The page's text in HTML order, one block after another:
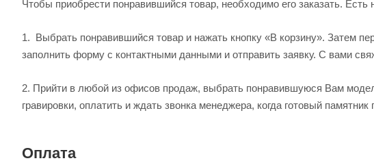
Чтобы приобрести понравившийся товар, необходимо его заказать. Есть
1. Выбрать понравившийся товар и нажать кнопку «В корзину». Затем
заполнить форму с контактными данными и отправить заявку. С вами
2. Прийти в любой из офисов продаж, выбрать понравившуюся Вам
гравировки, оплатить и ждать звонка менеджера, когда готовый
Оплата